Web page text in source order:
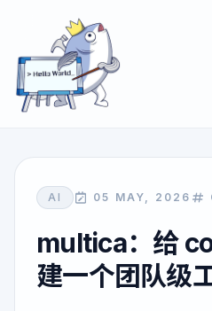
AI 05 MAY, 2026
multica：给
建一个团队级